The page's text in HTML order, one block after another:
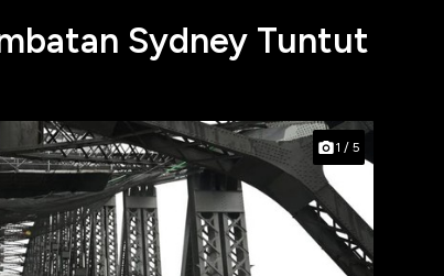
Sydney Tuntut
1 / 5